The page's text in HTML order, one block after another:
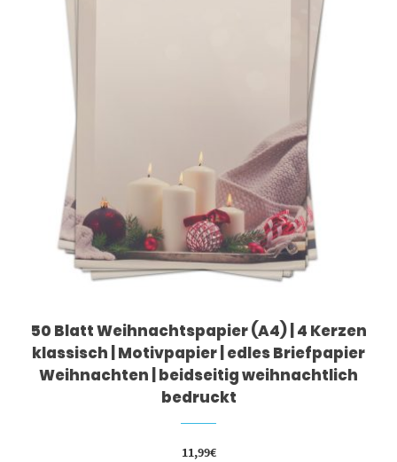
50 Blatt Weihnachtspapier (A4) | 4 Kerzen
klassisch | Motivpapier | edles Briefpapier
Weihnachten | beidseitig weihnachtlich
bedruckt
11,99€